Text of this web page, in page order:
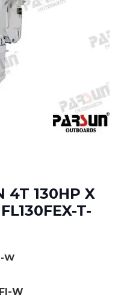
4T 130HP X
T-
W
W